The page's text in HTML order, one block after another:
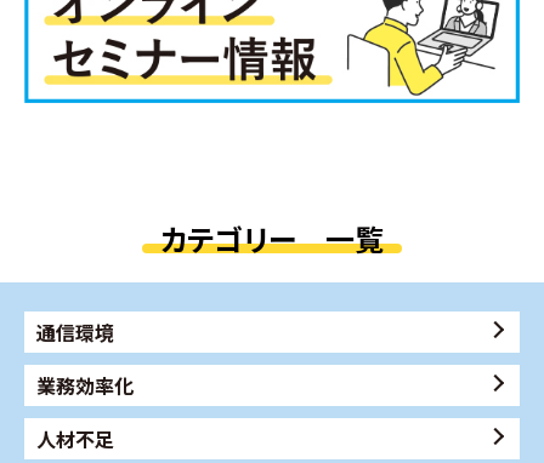
カテゴリー 一覧
通信環境
業務効率化
人材不足